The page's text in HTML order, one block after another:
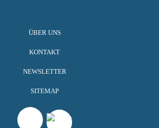
ÜBER UNS
KONTAKT
NEWSLETTER
SITEMAP